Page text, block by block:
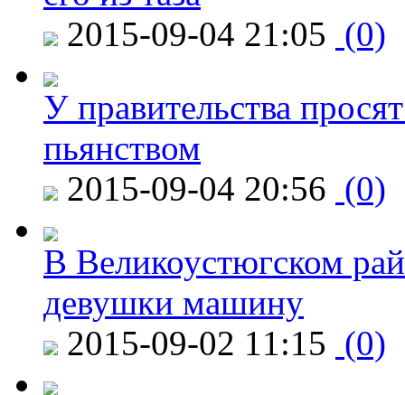
2015-09-04 21:05 (0)
У правительства
пьянством
2015-09-04 20:56 (0)
В Великоустюгском
девушки машину
2015-09-02 11:15 (0)